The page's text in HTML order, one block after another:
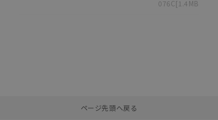
076C[1.4MB]
括ダウンロード
ページ先頭へ戻る